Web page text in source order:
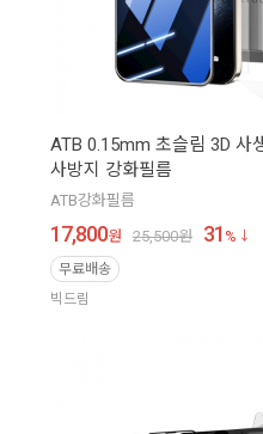
ATB 0.15mm 초슬림 3D 사
사방지 강화필름
ATB강화필름
17,800원 25,500원 31 %
무료배송
빅드림